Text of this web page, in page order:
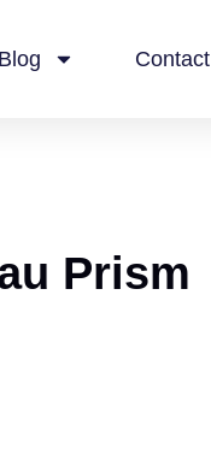
Blog Contact
Prism